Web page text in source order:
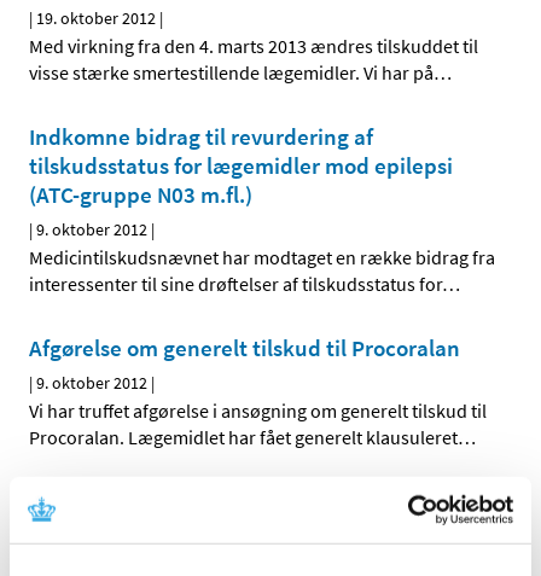
| 19. oktober 2012 |
Med virkning fra den 4. marts 2013 ændres tilskuddet til
visse stærke smertestillende lægemidler. Vi har på…
Indkomne bidrag til revurdering af
tilskudsstatus for lægemidler mod epilepsi
(ATC-gruppe N03 m.fl.)
|9. oktober 2012 |
Medicintilskudsnævnet har modtaget en række bidrag fra
interessenter til sine drøftelser af tilskudsstatus for…
Afgørelse om generelt tilskud til Procoralan
|9. oktober 2012 |
Vi har truffet afgørelse i ansøgning om generelt tilskud til
Procoralan. Lægemidlet har fået generelt klausuleret…
Afgørelse om generelt tilskud til Onytec